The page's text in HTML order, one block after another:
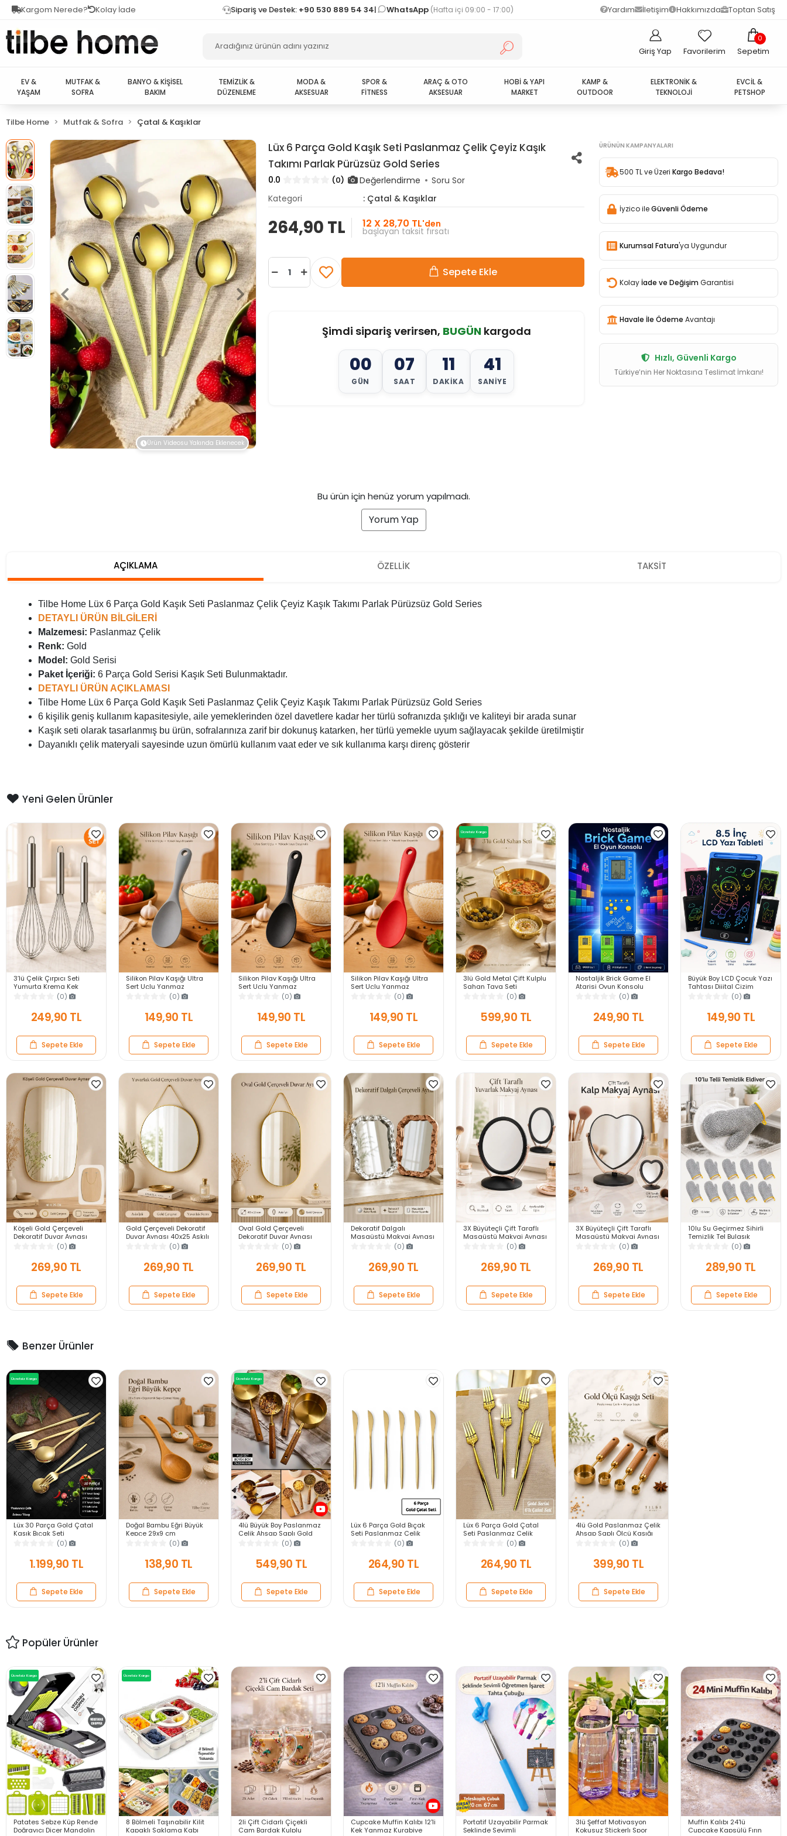
Kargom Nerede? Kolay İade Sipariş ve Destek: +90 530 889 54 34| WhatsApp (Hafta içi 09:00 - 17:00) Yardım İletişim Hakkımızda Toptan Satış
Giriş Yap Favorilerim
0
Sepetim
EV &
YAŞAM
MUTFAK &
SOFRA
BANYO & KİŞİSEL
BAKIM
TEMİZLİK &
DÜZENLEME
MODA &
AKSESUAR
SPOR &
FİTNESS
ARAÇ & OTO
AKSESUAR
HOBİ & YAPI
MARKET
KAMP &
OUTDOOR
ELEKTRONİK &
TEKNOLOJİ
EVCİL &
PETSHOP
Tilbe Home Mutfak & Sofra Çatal & Kaşıklar
Ürün Videosu Yakında Eklenecek
Lüx 6 Parça Gold Kaşık Seti Paslanmaz Çelik Çeyiz Kaşık
Takımı Parlak Pürüzsüz Gold Series
0.0 (0) Değerlendirme
Soru Sor
Kategori
: Çatal & Kaşıklar
264,90 TL 12 X 28,70 TL'den
başlayan taksit fırsatı
Sepete Ekle
Şimdi sipariş verirsen, BUGÜNkargoda
00
GÜN
07
SAAT
11
DAKIKA
40
SANIYE
ÜRÜNÜN KAMPANYALARI
500 TL ve Üzeri Kargo Bedava!
İyzico ileGüvenli Ödeme
Kurumsal Fatura'ya Uygundur
Kolay İade ve Değişim Garantisi
Havale İle Ödeme Avantajı
Hızlı, Güvenli Kargo
Türkiye’nin Her Noktasına Teslimat İmkanı!
Bu ürün için henüz yorum yapılmadı.
Yorum Yap
AÇIKLAMA ÖZELLİK TAKSİT
Tilbe Home Lüx 6 Parça Gold Kaşık Seti Paslanmaz Çelik Çeyiz Kaşık Takımı Parlak Pürüzsüz Gold Series
DETAYLI ÜRÜN BİLGİLERİ
Malzemesi: Paslanmaz Çelik
Renk: Gold
Model: Gold Serisi
Paket İçeriği: 6 Parça Gold Serisi Kaşık Seti Bulunmaktadır.
DETAYLI ÜRÜN AÇIKLAMASI
Tilbe Home Lüx 6 Parça Gold Kaşık Seti Paslanmaz Çelik Çeyiz Kaşık Takımı Parlak Pürüzsüz Gold Series
6 kişilik geniş kullanım kapasitesiyle, aile yemeklerinden özel davetlere kadar her türlü sofranızda şıklığı ve kaliteyi bir arada sunar
Kaşık seti olarak tasarlanmış bu ürün, sofralarınıza zarif bir dokunuş katarken, her türlü yemekle uyum sağlayacak şekilde üretilmiştir
Dayanıklı çelik materyali sayesinde uzun ömürlü kullanım vaat eder ve sık kullanıma karşı direnç gösterir
Yeni Gelen Ürünler
3’lü Çelik Çırpıcı Seti
Yumurta Krema Kek
Hamuru Çırpma Teli Pratik
(0)
249,90 TL
Sepete Ekle
Silikon Pilav Kaşığı Ultra
Sert Uçlu Yanmaz
Yapışmaz Isıya Dayanıklı
(0)
149,90 TL
Sepete Ekle
Silikon Pilav Kaşığı Ultra
Sert Uçlu Yanmaz
Yapışmaz Isıya Dayanıklı
(0)
149,90 TL
Sepete Ekle
Silikon Pilav Kaşığı Ultra
Sert Uçlu Yanmaz
Yapışmaz Isıya Dayanıklı
Kaşığı
(0)
149,90 TL
Sepete Ekle
Ücretsiz Kargo
3lü Gold Metal Çift Kulplu
Sahan Tava Seti
Kahvaltılık Meze
Sunum Kabı Seti
(0)
599,90 TL
Sepete Ekle
Nostaljik Brick Game El
Atarisi Oyun Konsolu
9999 in 1 Pilli Atari
(0)
249,90 TL
Sepete Ekle
Büyük Boy LCD Çocuk Yazı
Tahtası Dijital Çizim
Tableti Kalemli Silinebilir
(0)
149,90 TL
Sepete Ekle
Köşeli Gold Çerçeveli
Dekoratif Duvar Aynası
40X25 Askılı Modern
Odası Ayna
(0)
269,90 TL
Sepete Ekle
Gold Çerçeveli Dekoratif
Duvar Aynası 40x25 Askılı
Modern Salon Antre
Aynası
(0)
269,90 TL
Sepete Ekle
Oval Gold Çerçeveli
Dekoratif Duvar Aynası
40x25 Askılı Modern
Odası Aynası
(0)
269,90 TL
Sepete Ekle
Dekoratif Dalgalı
Masaüstü Makyaj Aynası
Gümüş Bakır Çerçeveli
(0)
269,90 TL
Sepete Ekle
3X Büyüteçli Çift Taraflı
Masaüstü Makyaj Aynası
Daire Siyah Rose Gold
(0)
269,90 TL
Sepete Ekle
3X Büyüteçli Çift Taraflı
Masaüstü Makyaj Aynası
Kalpi Siyah Rose Gold
(0)
269,90 TL
Sepete Ekle
10lu Su Geçirmez Sihirli
Temizlik Tel Bulaşık
Eldiveni Mutfak Banyo
Sökücü
(0)
289,90 TL
Sepete Ekle
Benzer Ürünler
Ücretsiz Kargo
Lüx 30 Parça Gold Çatal
Kaşık Bıçak Seti
Paslanmaz Çelik Servis
Pürüzsüz Çelik
(0)
1.199,90 TL
Sepete Ekle
Doğal Bambu Eğri Büyük
Kepçe 29x9 cm
Ergonomik Saplı Tencere
Mutfak Kaşık
(0)
138,90 TL
Sepete Ekle
Ücretsiz Kargo
4lü Büyük Boy Paslanmaz
Çelik Ahşap Saplı Gold
Ölçü Kaşığı Seti Ölçü Kabı
(0)
549,90 TL
Sepete Ekle
Lüx 6 Parça Gold Bıçak
Seti Paslanmaz Çelik
Çeyiz Bıçak Takımı Parlak
(0)
264,90 TL
Sepete Ekle
Lüx 6 Parça Gold Çatal
Seti Paslanmaz Çelik
Çeyiz Çatal Takımı Parlak
(0)
264,90 TL
Sepete Ekle
4lü Gold Paslanmaz Çelik
Ahşap Saplı Ölçü Kaşığı
Seti Ölçü Kabı 15ml 5ml
Baharat
(0)
399,90 TL
Sepete Ekle
Popüler Ürünler
Ücretsiz Kargo
Patates Sebze Küp Rende
Doğrayıcı Dicer Mandolin
Ücretsiz Kargo
8 Bölmeli Taşınabilir Kilit
Kapaklı Saklama Kabı
2li Çift Cidarlı Çiçekli
Cam Bardak Kulplu
Cupcake Muffin Kalıbı 12'li
Kek Yanmaz Kurabiye
Portatif Uzayabilir Parmak
Şeklinde Sevimli
3lü Şeffaf Motivasyon
Kokusuz Stickerlı Spor
Muffin Kalıbı 24'lü
Cupcake Kapsülü Fırın